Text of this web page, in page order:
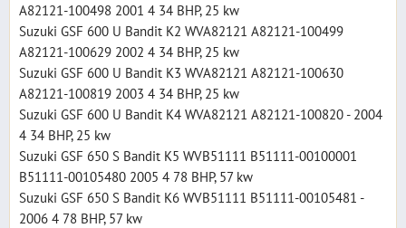
A82121-100498 2001 4 34 BHP, 25 kw
Suzuki GSF 600 U Bandit K2 WVA82121 A82121-100499
A82121-100629 2002 4 34 BHP, 25 kw
Suzuki GSF 600 U Bandit K3 WVA82121 A82121-100630
A82121-100819 2003 4 34 BHP, 25 kw
Suzuki GSF 600 U Bandit K4 WVA82121 A82121-100820 - 2004
4 34 BHP, 25 kw
Suzuki GSF 650 S Bandit K5 WVB51111 B51111-00100001
B51111-00105480 2005 4 78 BHP, 57 kw
Suzuki GSF 650 S Bandit K6 WVB51111 B51111-00105481 -
2006 4 78 BHP, 57 kw